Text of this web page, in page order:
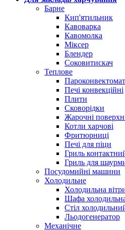
Барне
Кип'ятильник
Кавоварка
Кавомолка
Міксер
Блендер
Соковитискач
Теплове
Печі конвекційні
Плити
Сковорідки
Жарочні
Котли харчові
Фритюрниці
Печі для піци
Гриль
Гриль для
Посудомийні машини
Холодильне
Холодильна
Шафа
Стіл
Льодогенератор
Механічне